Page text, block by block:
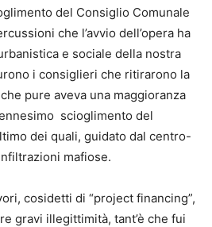
del Consiglio Comunale
che l’avvio dell’opera ha
e sociale della nostra
i consiglieri che ritirarono la
pure aveva una maggioranza
scioglimento del
dei quali, guidato dal centro-
mafiose.
cosidetti di “project financing”,
gravi illegittimità, tant’è che fui